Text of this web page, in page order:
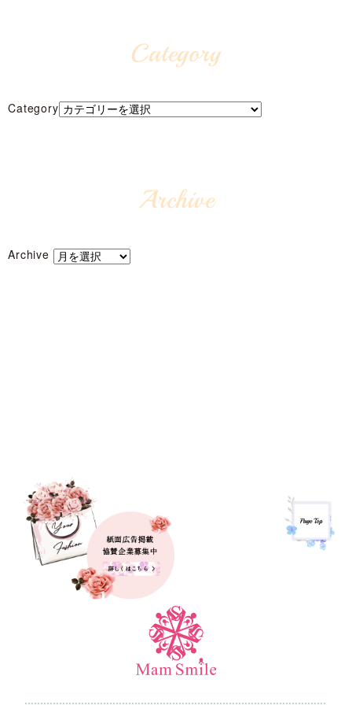
Category
Category
Archive
Archive